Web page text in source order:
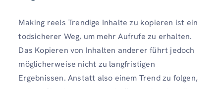
Making reels Trendige Inhalte zu kopieren ist ein
todsicherer Weg, um mehr Aufrufe zu erhalten.
Das Kopieren von Inhalten anderer führt jedoch
möglicherweise nicht zu langfristigen
Ergebnissen. Anstatt also einem Trend zu folgen,